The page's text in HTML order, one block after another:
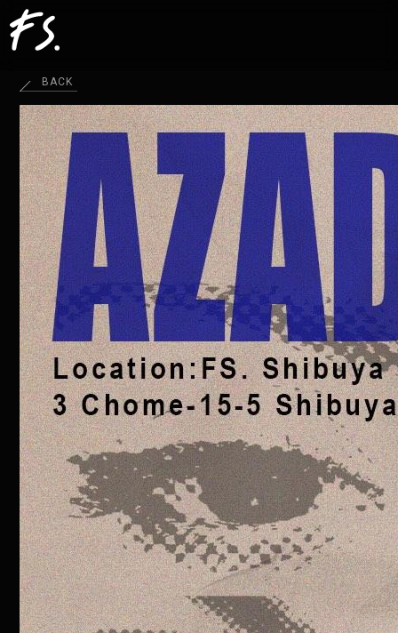
HOME
SCHEDULE
ABOUT
ACCESS
CONTACT
BACK